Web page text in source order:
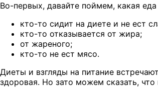
Во-первых, давайте поймем, какая
кто-то сидит на диете и не ест
кто-то отказывается от жира;
от жареного;
кто-то не ест мясо.
Диеты и взгляды на питание
здоровая. Но зато можем сказать,